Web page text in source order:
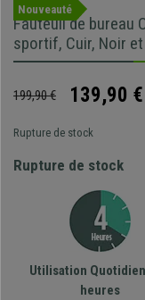
Nouveauté
Fauteuil de bureau
sportif, Cuir, Noir
199,90 € 139,90 €
Rupture de stock
Rupture de stock
Utilisation
heures